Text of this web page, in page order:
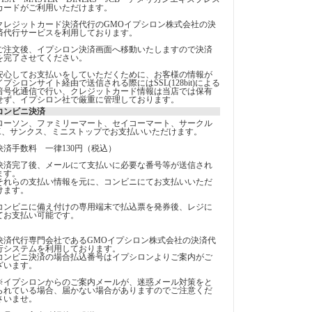
ードがご利用いただけます。
レジットカード決済代行のGMOイプシロン株式会社の決
代行サービスを利用しております。
注文後、イプシロン決済画面へ移動いたしますので決済
完了させてください。
心してお支払いをしていただくために、お客様の情報が
プシロンサイト経由で送信される際にはSSL(128bit)による
号化通信で行い、クレジットカード情報は当店では保有
ず、イプシロン社で厳重に管理しております。
ンビニ決済
ーソン、ファミリーマート、セイコーマート、サークル
サンクス、ミニストップでお支払いいただけます。
済手数料 一律130円（税込）
済完了後、メールにて支払いに必要な番号等が送信され
す。
れらの支払い情報を元に、コンビニにてお支払いいただ
ます。
ンビニに備え付けの専用端末で払込票を発券後、レジに
お支払い可能です。
済代行専門会社であるGMOイプシロン株式会社の決済代
システムを利用しております。
ンビニ決済の場合払込番号はイプシロンよりご案内がご
います。
プシロンからのご案内メールが、迷惑メール対策をと
れている場合、届かない場合がありますのでご注意くだ
いませ。